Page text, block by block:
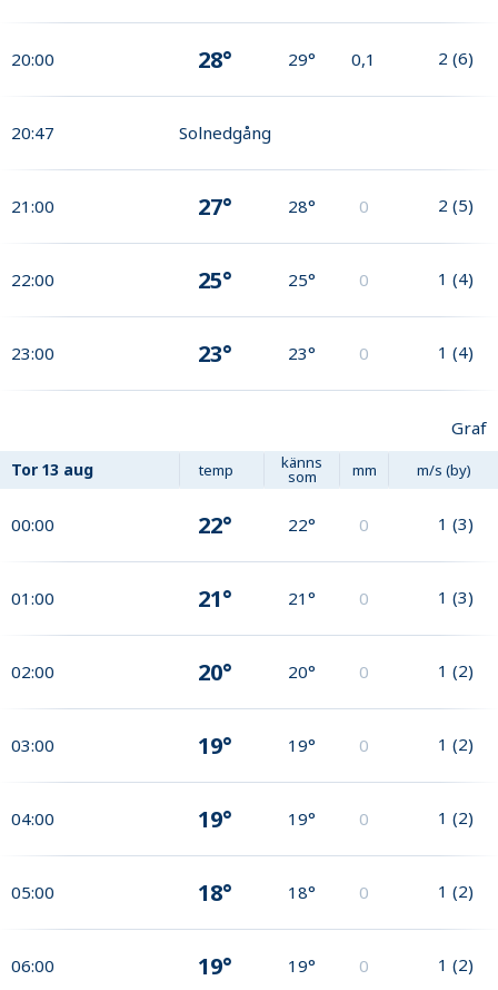
20:00 28° 29° 0,1 2 (6)
20:47 Solnedgång
21:00 27° 28° 0 2 (5)
22:00 25° 25° 0 1 (4)
23:00 23° 23° 0 1 (4)
Graf
Tor 13 aug temp känns
som mm m/s (by)
00:00 22° 22° 0 1 (3)
01:00 21° 21° 0 1 (3)
02:00 20° 20° 0 1 (2)
03:00 19° 19° 0 1 (2)
04:00 19° 19° 0 1 (2)
05:00 18° 18° 0 1 (2)
06:00 19° 19° 0 1 (2)